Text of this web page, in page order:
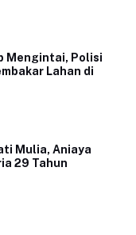
Mengintai, Polisi
Lahan di
Mulia, Aniaya
29 Tahun